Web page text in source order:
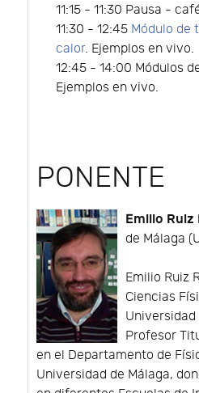
11:15 - 11:30 Pausa -
11:30 - 12:45 Módulo de
calor. Ejemplos en vivo.
12:45 - 14:00 Módulos
Ejemplos en vivo.
PONENTE
Emilio Ruiz
de Málaga
Emilio Ruiz
Ciencias
Universidad
Profesor
en el Departamento de
Universidad de Málaga,